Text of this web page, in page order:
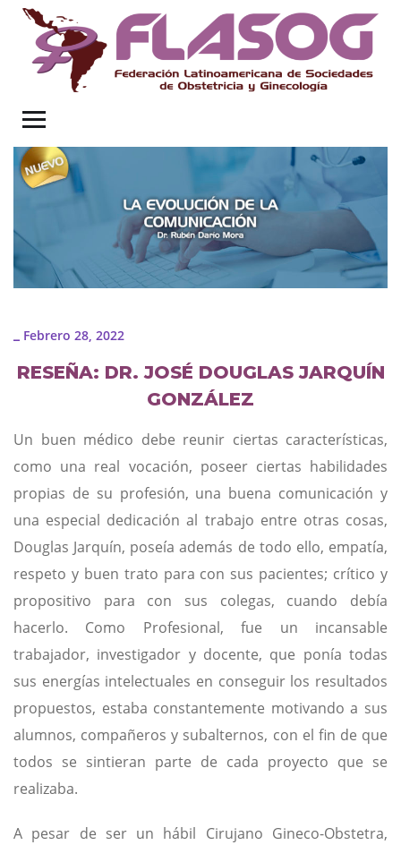
_ Febrero 28, 2022
RESEÑA: DR. JOSÉ DOUGLAS JARQUÍN
GONZÁLEZ
Un buen médico debe reunir ciertas características,
como una real vocación, poseer ciertas habilidades
propias de su profesión, una buena comunicación y
una especial dedicación al trabajo entre otras cosas,
Douglas Jarquín, poseía además de todo ello, empatía,
respeto y buen trato para con sus pacientes; crítico y
propositivo para con sus colegas, cuando debía
hacerlo. Como Profesional, fue un incansable
trabajador, investigador y docente, que ponía todas
sus energías intelectuales en conseguir los resultados
propuestos, estaba constantemente motivando a sus
alumnos, compañeros y subalternos, con el fin de que
todos se sintieran parte de cada proyecto que se
realizaba.
A pesar de ser un hábil Cirujano Gineco-Obstetra,